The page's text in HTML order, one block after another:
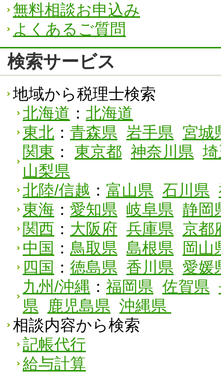
無料相談お申込み
よくあるご質問
検索サービス
地域から税理士検索
北海道 ： 北海道
東北 ： 青森県 岩手県 宮城
関東 ： 東京都 神奈川県
山梨県
北陸/信越 ： 富山県 石川県
東海 ： 愛知県 岐阜県 静岡
関西 ： 大阪府 兵庫県 京都
中国 ： 鳥取県 島根県
岡山
四国 ： 徳島県 香川県 愛媛
九州/沖縄 ： 福岡県 佐賀県
県
鹿児島県 沖縄県
相談内容から検索
記帳代行
給与計算